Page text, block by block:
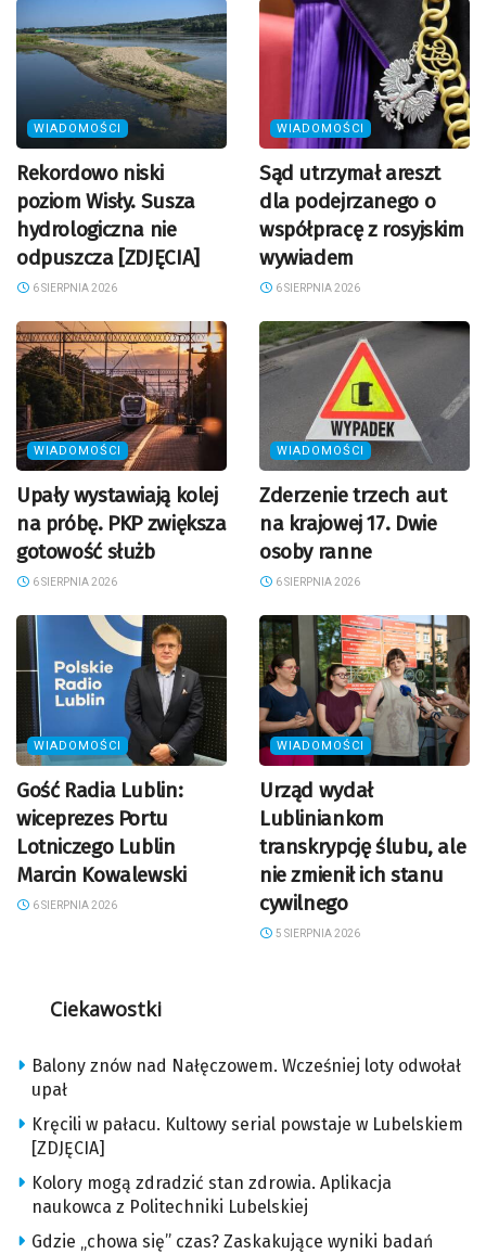
WIADOMOŚCI
Rekordowo niski
poziom Wisły. Susza
hydrologiczna nie
odpuszcza [ZDJĘCIA]
6 SIERPNIA 2026
WIADOMOŚCI
Sąd utrzymał areszt
dla podejrzanego o
współpracę z rosyjskim
wywiadem
6 SIERPNIA 2026
WIADOMOŚCI
Upały wystawiają kolej
na próbę. PKP zwiększa
gotowość służb
6 SIERPNIA 2026
WIADOMOŚCI
Zderzenie trzech aut
na krajowej 17. Dwie
osoby ranne
6 SIERPNIA 2026
WIADOMOŚCI
Gość Radia Lublin:
wiceprezes Portu
Lotniczego Lublin
Marcin Kowalewski
6 SIERPNIA 2026
WIADOMOŚCI
Urząd wydał
Lubliniankom
transkrypcję ślubu, ale
nie zmienił ich stanu
cywilnego
5 SIERPNIA 2026
Ciekawostki
Balony znów nad Nałęczowem. Wcześniej loty odwołał
upał
Kręcili w pałacu. Kultowy serial powstaje w Lubelskiem
[ZDJĘCIA]
Kolory mogą zdradzić stan zdrowia. Aplikacja
naukowca z Politechniki Lubelskiej
Gdzie „chowa się” czas? Zaskakujące wyniki badań